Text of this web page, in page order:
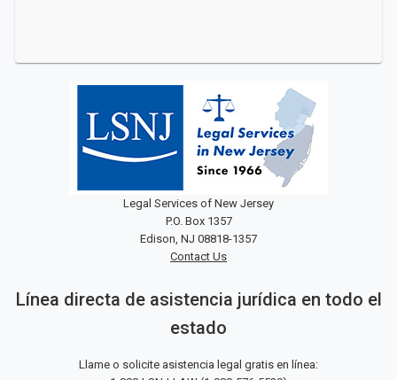
Legal Services of New Jersey
P.O. Box 1357
Edison, NJ 08818-1357
Contact Us
Línea directa de asistencia jurídica en todo el
estado
Llame o solicite asistencia legal gratis en línea: